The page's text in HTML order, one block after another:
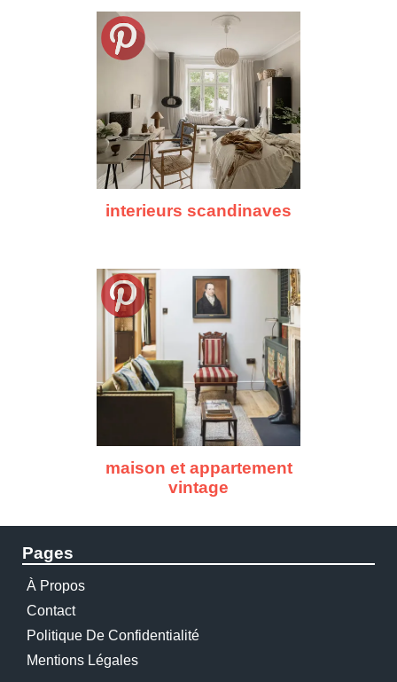
interieurs scandinaves
maison et appartement
vintage
Pages
À Propos
Contact
Politique De Confidentialité
Mentions Légales